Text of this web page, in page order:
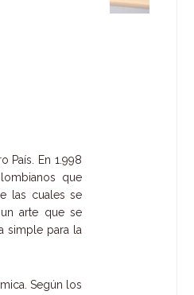
País. En 1.998
que
las cuales se
arte que se
simple para la
Según los